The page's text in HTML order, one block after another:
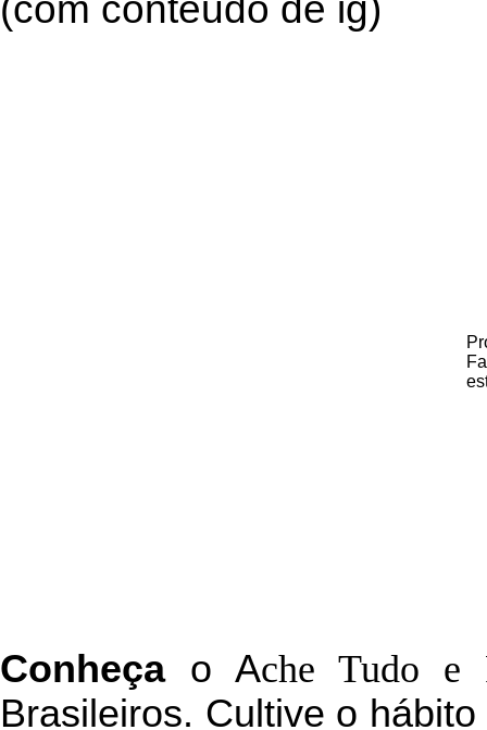
Conheçao Ache Tudo e
Brasileiros. Cultive o